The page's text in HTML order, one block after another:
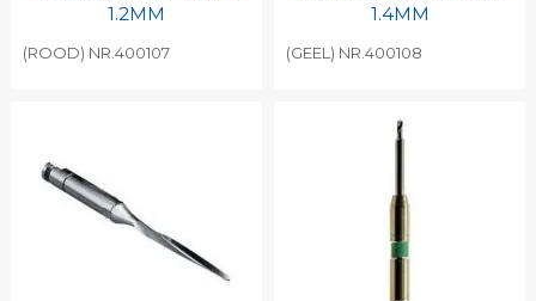
1.2MM
(ROOD) NR.400107
1.4MM
(GEEL) NR.400108